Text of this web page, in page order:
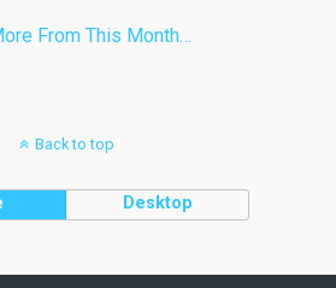
From This Month…
Back to top
Desktop